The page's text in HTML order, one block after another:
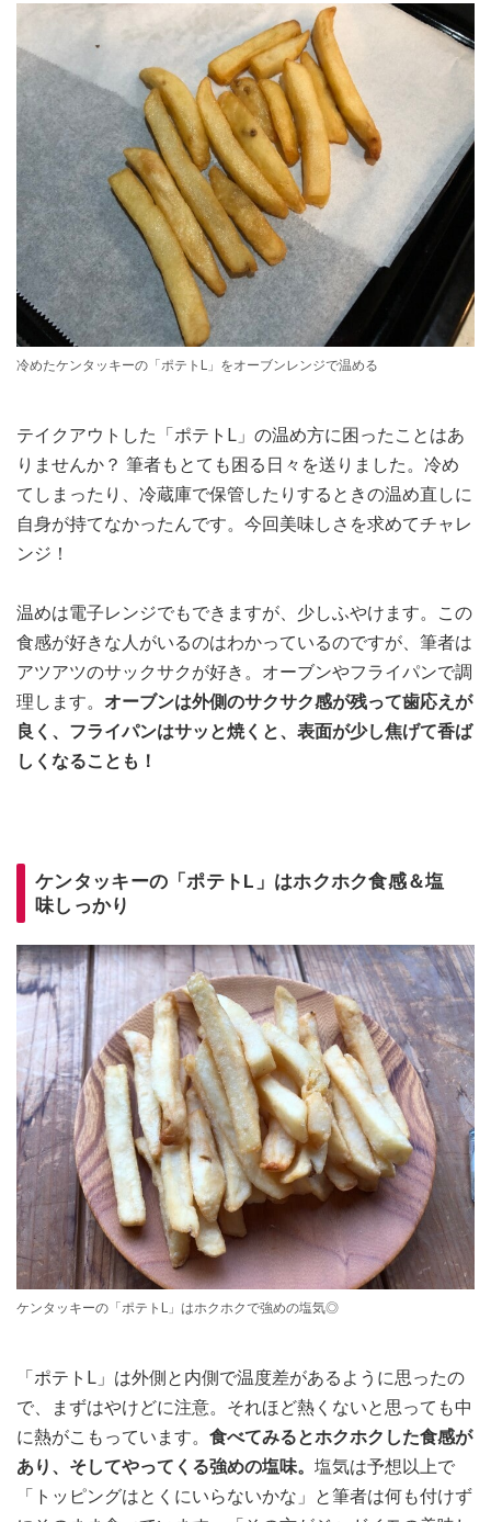
冷めたケンタッキーの「ポテトL」をオーブンレンジで温める
テイクアウトした「ポテトL」の温め方に困ったことはあ
りませんか？ 筆者もとても困る日々を送りました。冷め
てしまったり、冷蔵庫で保管したりするときの温め直しに
自身が持てなかったんです。今回美味しさを求めてチャレ
ンジ！
温めは電子レンジでもできますが、少しふやけます。この
食感が好きな人がいるのはわかっているのですが、筆者は
アツアツのサックサクが好き。オーブンやフライパンで調
理します。 オーブンは外側のサクサク感が残って歯応えが
良く、フライパンはサッと焼くと、表面が少し焦げて香ば
しくなることも！
ケンタッキーの「ポテトL」はホクホク食感＆塩
味しっかり
ケンタッキーの「ポテトL」はホクホクで強めの塩気◎
「ポテトL」は外側と内側で温度差があるように思ったの
で、まずはやけどに注意。それほど熱くないと思っても中
に熱がこもっています。 食べてみるとホクホクした食感が
あり、そしてやってくる強めの塩味。 塩気は予想以上で
「トッピングはとくにいらないかな」と筆者は何も付けず